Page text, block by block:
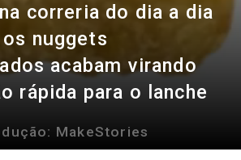
correria do dia a dia
nuggets
acabam virando
rápida para o lanche
MakeStories